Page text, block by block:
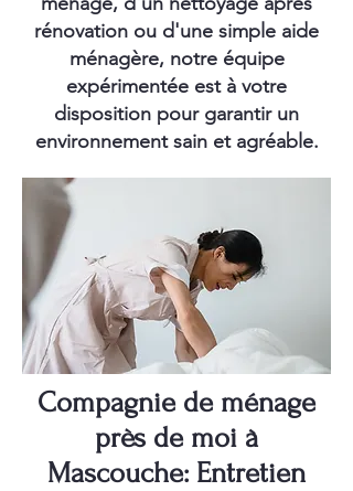
rénovation ou d'une simple aide
ménagère, notre équipe
expérimentée est à votre
disposition pour garantir un
environnement sain et agréable.
Compagnie de ménage
près de moi à
Mascouche: Entretien